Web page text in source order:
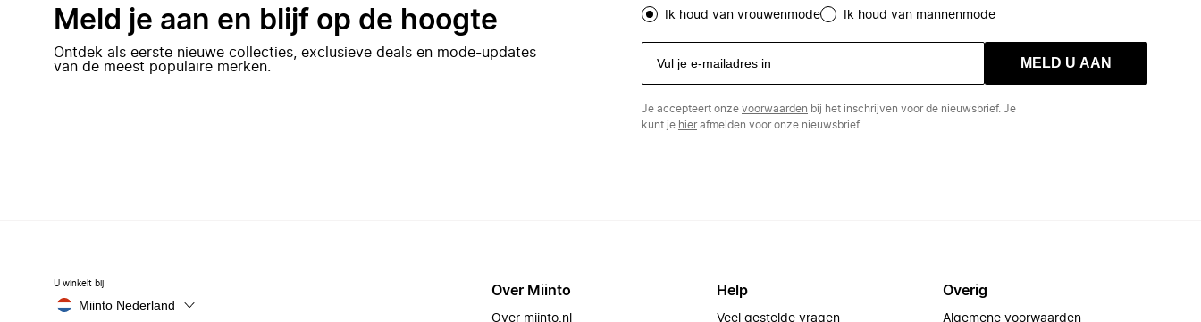
Meld je aan en blijf op de hoogte
Ontdek als eerste nieuwe collecties, exclusieve deals en mode-updates
van de meest populaire merken.
Ik houd van vrouwenmode Ik houd van mannenmode
MELD U AAN
Je accepteert onze voorwaarden bij het inschrijven voor de nieuwsbrief. Je
kunt je hierafmelden voor onze nieuwsbrief.
U winkelt bij
Miinto Nederland
Over Miinto
Over miinto.nl
Help
Veel gestelde vragen
Overig
Algemene voorwaarden